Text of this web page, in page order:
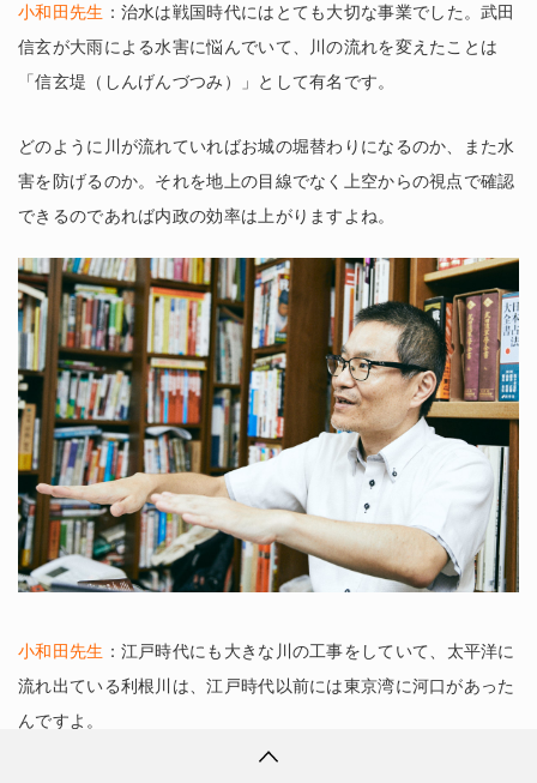
小和田先生 ：治水は戦国時代にはとても大切な事業でした。武田
信玄が大雨による水害に悩んでいて、川の流れを変えたことは
「信玄堤（しんげんづつみ）」として有名です。
どのように川が流れていればお城の堀替わりになるのか、また水
害を防げるのか。それを地上の目線でなく上空からの視点で確認
できるのであれば内政の効率は上がりますよね。
小和田先生 ：江戸時代にも大きな川の工事をしていて、太平洋に
流れ出ている利根川は、江戸時代以前には東京湾に河口があった
んですよ。